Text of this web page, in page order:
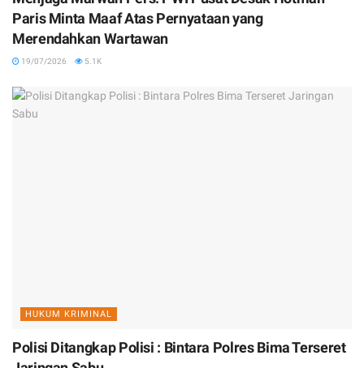
Paris Minta Maaf Atas Pernyataan yang
Merendahkan Wartawan
19/07/2026 5.1K
HUKUM KRIMINAL
Polisi Ditangkap Polisi : Bintara Polres Bima Terseret